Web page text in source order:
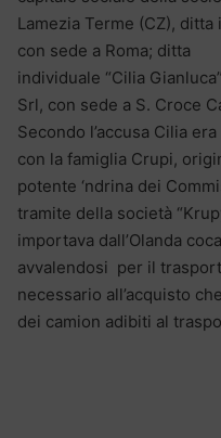
Lamezia Terme (CZ), ditta
con sede a Roma; ditta
individuale “Cilia
Srl, con sede a S. Croce
Secondo l’accusa Cilia
con la famiglia Crupi,
potente ‘ndrina dei
tramite della società
importava dall’Olanda
avvalendosi per il
necessario all’acquisto
dei camion adibiti al